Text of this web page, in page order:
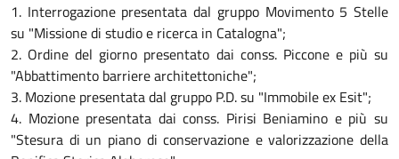
1. Interrogazione presentata dal gruppo Movimento 5 Stelle
su "Missione di studio e ricerca in Catalogna";
2. Ordine del giorno presentato dai conss. Piccone e più su
"Abbattimento barriere architettoniche";
3. Mozione presentata dal gruppo P.D. su "Immobile ex Esit";
4. Mozione presentata dai conss. Pirisi Beniamino e più su
"Stesura di un piano di conservazione e valorizzazione della